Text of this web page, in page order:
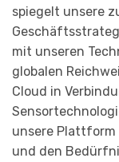
spiegelt unsere
mit unseren
globalen
Cloud in
unsere Plattform
und den